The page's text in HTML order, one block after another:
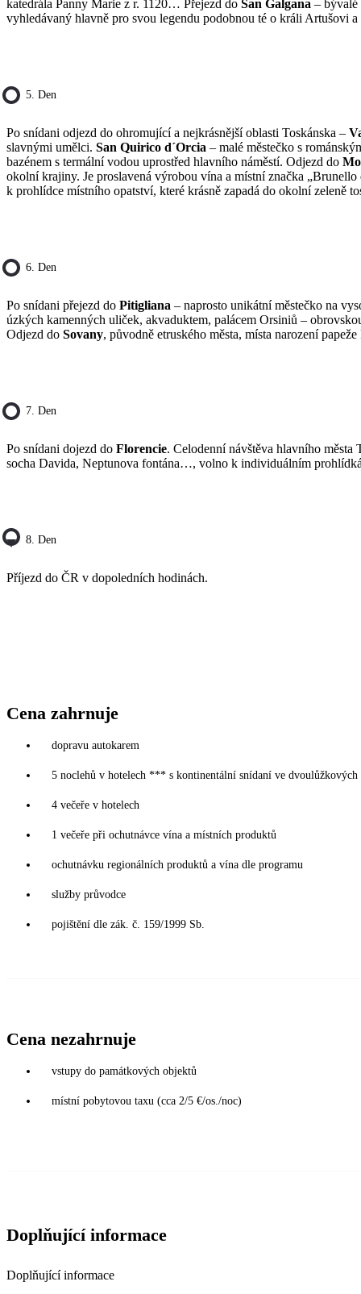
katedrála Panny Marie z r. 1120… Přejezd do San Galgana – bývalé
vyhledávaný hlavně pro svou legendu podobnou té o králi Artušovi
5. Den
Po snídani odjezd do ohromující a nejkrásnější oblasti Toskánska –
slavnými umělci. San Quirico d´Orcia – malé městečko s
bazénem s termální vodou uprostřed hlavního náměstí. Odjezd do
okolní krajiny. Je proslavená výrobou vína a místní značka
k prohlídce místního opatství, které krásně zapadá do okolní zeleně
6. Den
Po snídani přejezd do Pitigliana – naprosto unikátní městečko na
úzkých kamenných uliček, akvaduktem, palácem Orsiniů –
Odjezd do Sovany, původně etruského města, místa narození
7. Den
Po snídani dojezd do Florencie. Celodenní návštěva hlavního města
socha Davida, Neptunova fontána…, volno k individuálním
8. Den
Příjezd do ČR v dopoledních hodinách.
Cena zahrnuje
dopravu autokarem
5 noclehů v hotelech *** s kontinentální snídaní ve
4 večeře v hotelech
1 večeře při ochutnávce vína a místních produktů
ochutnávku regionálních produktů a vína dle programu
služby průvodce
pojištění dle zák. č. 159/1999 Sb.
Cena nezahrnuje
vstupy do památkových objektů
místní pobytovou taxu (cca 2/5 €/os./noc)
Doplňující informace
Doplňující informace